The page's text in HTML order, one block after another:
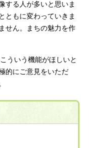
する人が多いと思いま
ともに変わっていきま
せん。まちの魅力を作
ういう機能がほしいと
的にご意見をいただ